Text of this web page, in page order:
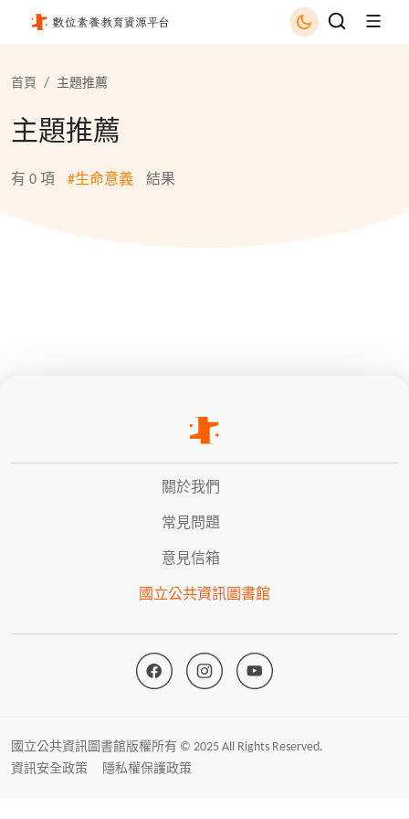
首頁 主題推薦
主題推薦
有 0 項 #生命意義 結果
關於我們
常見問題
意見信箱
國立公共資訊圖書館
國立公共資訊圖書館版權所有 © 2025 All Rights Reserved.
資訊安全政策
隱私權保護政策